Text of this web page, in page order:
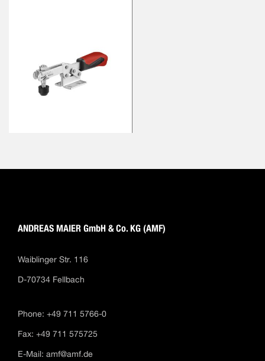
ANDREAS MAIER GmbH & Co. KG (AMF)
Waiblinger Str. 116
D-70734 Fellbach
Phone: +49 711 5766-0
Fax: +49 711 575725
E-Mail: amf@amf.de